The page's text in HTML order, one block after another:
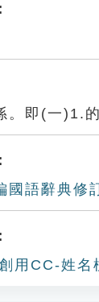
。即(一)1.的
國語辭典修
用CC-姓名